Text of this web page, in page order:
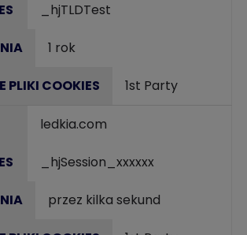
_hjTLDTest
1 rok
1st Party
ledkia.com
_hjSession_xxxxxx
przez kilka sekund